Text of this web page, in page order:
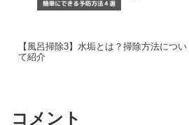
【風呂掃除3】水垢とは？掃除方法につい
て紹介
コメント